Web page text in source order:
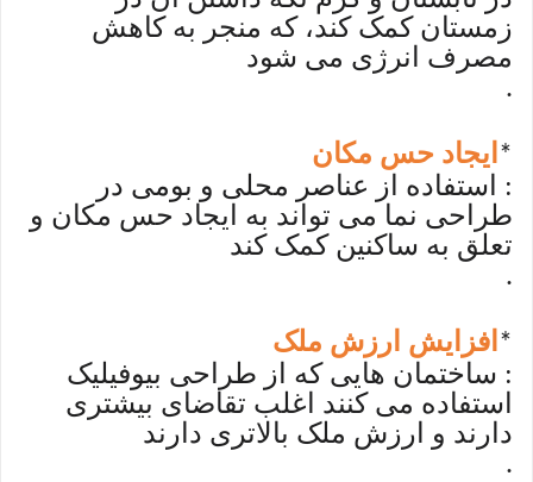
زمستان کمک کند، که منجر به کاهش
مصرف انرژی می شود
.
* ایجاد حس مکان
: استفاده از عناصر محلی و بومی در
طراحی نما می تواند به ایجاد حس مکان و
تعلق به ساکنین کمک کند
.
* افزایش ارزش ملک
: ساختمان هایی که از طراحی بیوفیلیک
استفاده می کنند اغلب تقاضای بیشتری
دارند و ارزش ملک بالاتری دارند
.